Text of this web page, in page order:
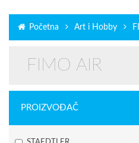
Početna Art i Hobby
FIMO AIR
PROIZVOĐAČ